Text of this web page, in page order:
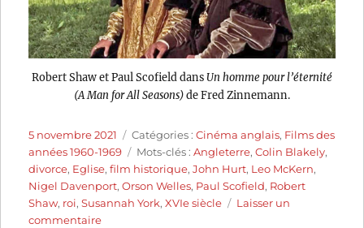
Robert Shaw et Paul Scofield dansUn homme pour l’éternité
(A Man for All Seasons)de Fred Zinnemann.
Publié
le
5 novembre 2021 Catégories
Catégories :Cinéma anglais, Films des
années 1960-1969
Étiquettes
Mots-clés :Angleterre,Colin Blakely,
divorce, Eglise,film historique,John Hurt, Leo McKern,
Nigel Davenport,Orson Welles, Paul Scofield, Robert
Shaw, roi,Susannah York,XVIe siècle
Laisser un
commentairesur